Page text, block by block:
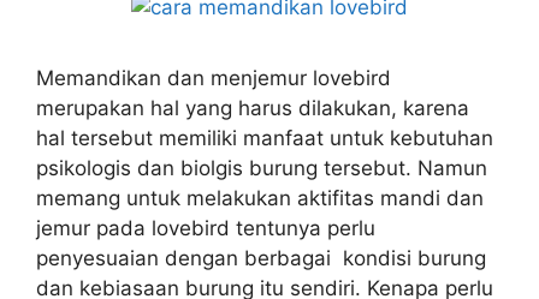
Memandikan dan menjemur lovebird
merupakan hal yang harus dilakukan, karena
hal tersebut memiliki manfaat untuk kebutuhan
psikologis dan biolgis burung tersebut. Namun
memang untuk melakukan aktifitas mandi dan
jemur pada lovebird tentunya perlu
penyesuaian dengan berbagai kondisi burung
dan kebiasaan burung itu sendiri. Kenapa perlu